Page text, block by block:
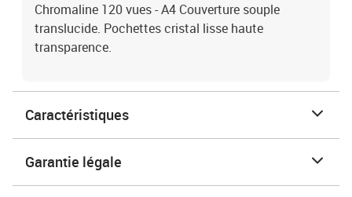
Chromaline 120 vues - A4 Couverture souple
translucide. Pochettes cristal lisse haute
transparence.
Caractéristiques
Garantie légale